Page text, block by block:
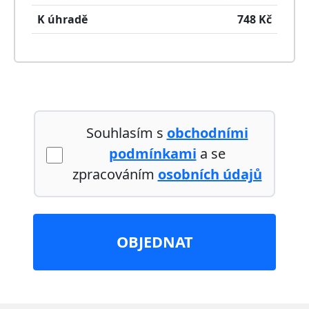
K úhradě
748 Kč
Souhlasím s obchodními
podmínkami a se
zpracováním osobních údajů
OBJEDNAT